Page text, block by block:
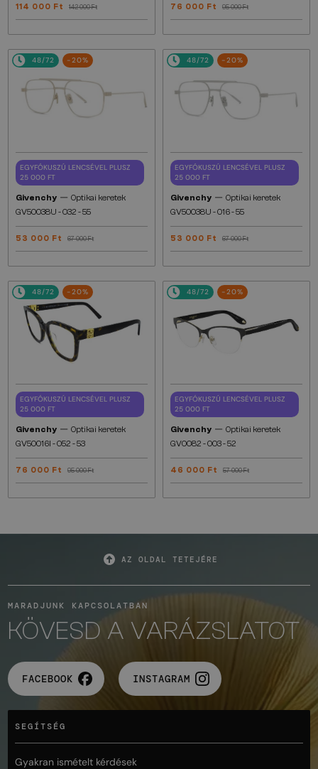
114 000 Ft 142 000 Ft 76 000 Ft 95 000 Ft
48/72 -20%
EGYFÓKUSZÚ LENCSÉVEL PLUSZ
25 000 FT
Givenchy — Optikai keretek
GV50038U - 032 - 55
53 000 Ft 67 000 Ft
48/72 -20%
EGYFÓKUSZÚ LENCSÉVEL PLUSZ
25 000 FT
Givenchy — Optikai keretek
GV50038U - 016 - 55
53 000 Ft 67 000 Ft
48/72 -20%
EGYFÓKUSZÚ LENCSÉVEL PLUSZ
25 000 FT
Givenchy — Optikai keretek
GV50016I - 052 - 53
76 000 Ft 95 000 Ft
48/72 -20%
EGYFÓKUSZÚ LENCSÉVEL PLUSZ
25 000 FT
Givenchy — Optikai keretek
GV0082 - 003 - 52
46 000 Ft 57 000 Ft
AZ OLDAL TETEJÉRE
MARADJUNK KAPCSOLATBAN
KÖVESD A VARÁZSLATOT
FACEBOOK INSTAGRAM
SEGÍTSÉG
Gyakran ismételt kérdések